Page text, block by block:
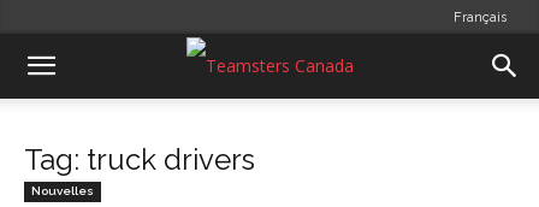
Français
Tag: truck drivers
Nouvelles